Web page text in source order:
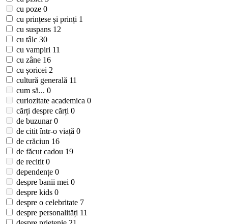
cu poze 0
cu prințese și prinți 1
cu suspans 12
cu tâlc 30
cu vampiri 11
cu zâne 16
cu șoricei 2
cultură generală 11
cum să... 0
curiozitate academica 0
cărți despre cărți 0
de buzunar0
de citit într-o viață 0
de crăciun 16
de făcut cadou 19
de recitit 0
dependențe 0
despre banii mei 0
despre kids 0
despre o celebritate 7
despre personalități 11